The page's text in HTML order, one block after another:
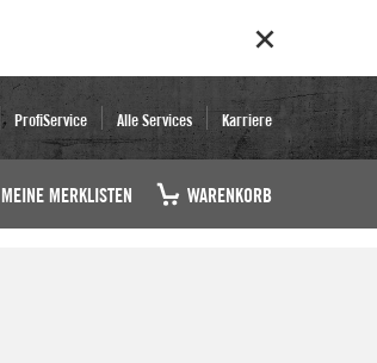
ProfiService Alle Services Karriere
MEINE MERKLISTEN WARENKORB